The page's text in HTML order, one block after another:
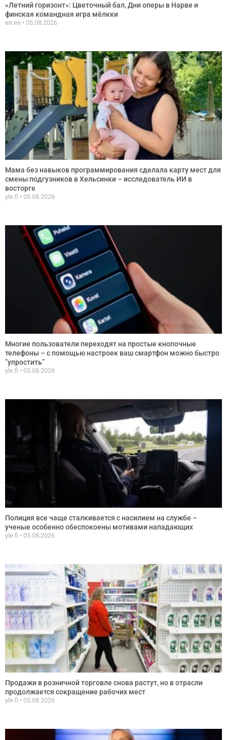
«Летний горизонт»: Цветочный бал, Дни оперы в Нарве и
финская командная игра мёлкки
err.ee 05.08.2026
Мама без навыков программирования сделала карту мест для
смены подгузников в Хельсинки – исследователь ИИ в
восторге
yle.fi 05.08.2026
Многие пользователи переходят на простые кнопочные
телефоны – с помощью настроек ваш смартфон можно быстро
”упростить”
yle.fi 05.08.2026
Полиция все чаще сталкивается с насилием на службе –
ученые особенно обеспокоены мотивами нападающих
yle.fi 05.08.2026
Продажи в розничной торговле снова растут, но в отрасли
продолжается сокращение рабочих мест
yle.fi 05.08.2026